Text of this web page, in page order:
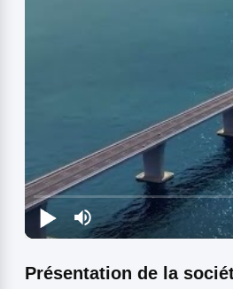
Présentation de la